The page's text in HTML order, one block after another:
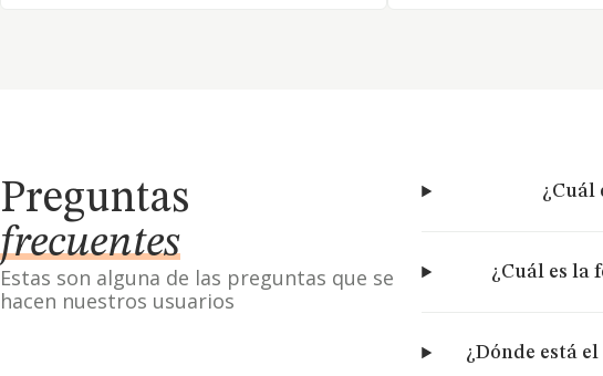
Preguntas
frecuentes
Estas son alguna de las preguntas que se
hacen nuestros usuarios
¿Cuál
¿Cuál es la
¿Dónde está